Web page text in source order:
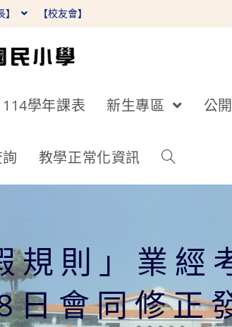
】 【校友會】
114學年課表 新生專區 公
教學正常化資訊
規則」業經
會同修正